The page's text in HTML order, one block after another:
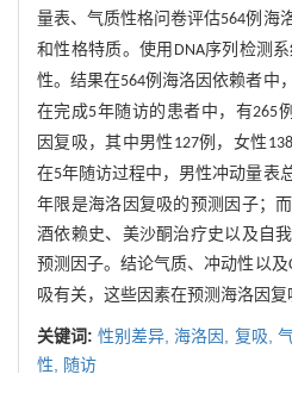
量表、气质性格问卷评估564例海
和性格特质。使用 DNA序列检测
性。结果在564例海洛因依赖者中
在完成5年随访的患者中，有265
因复吸，其中男性 127例，女性 138
在5年随访过程中，男性冲动量表
年限是海洛因复吸的预测因子；
酒依赖史、美沙酮治疗史以及自
预测因子。结论气质、冲动性以及
吸有关，这些因素在预测海洛因复
关键词:性别差异,海洛因, 复吸,
性, 随访